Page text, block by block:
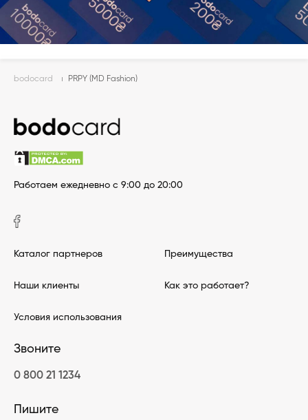
bodocard PRPY (MD Fashion)
Работаем ежедневно с 9:00 до 20:00
Каталог партнеров Преимущества
Наши клиенты Как это работает?
Условия использования
Звоните
0 800 21 1234
Пишите